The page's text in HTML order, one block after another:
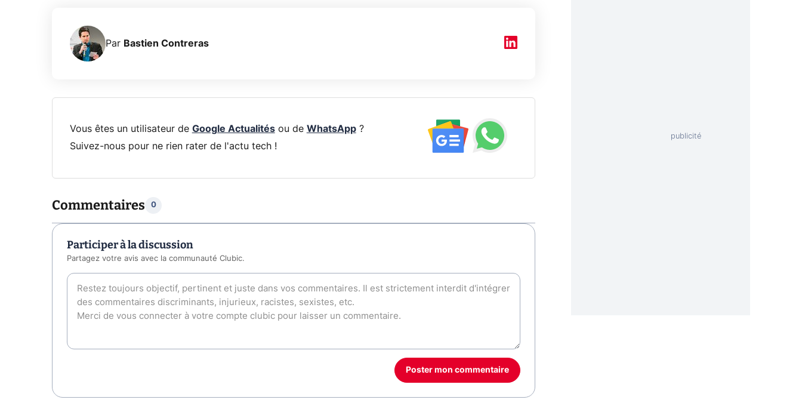
Par Bastien Contreras
Vous êtes un utilisateur de Google Actualitésou de WhatsApp?
Suivez-nous pour ne rien rater de l'actu tech !
Commentaires 0
Participer à la discussion
Partagez votre avis avec la communauté Clubic.
Poster mon commentaire